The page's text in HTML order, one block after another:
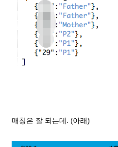
매칭은 잘 되는데. (아래)